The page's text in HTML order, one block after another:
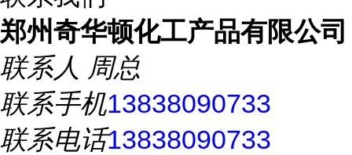
郑州奇华顿化工产品有限公司
联系人 周总
联系手机13838090733
联系电话13838090733